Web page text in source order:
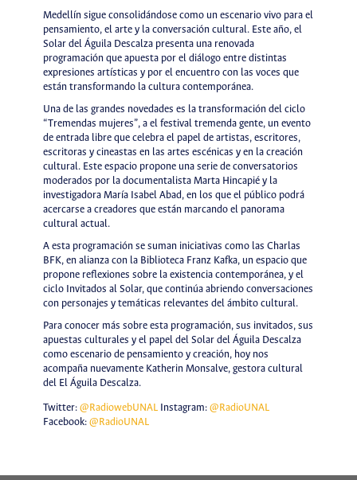
Medellín sigue consolidándose como un escenario vivo para el
pensamiento, el arte y la conversación cultural. Este año, el
Solar del Águila Descalza presenta una renovada
programación que apuesta por el diálogo entre distintas
expresiones artísticas y por el encuentro con las voces que
están transformando la cultura contemporánea.
Una de las grandes novedades es la transformación del ciclo
“Tremendas mujeres”, a el festival tremenda gente, un evento
de entrada libre que celebra el papel de artistas, escritores,
escritoras y cineastas en las artes escénicas y en la creación
cultural. Este espacio propone una serie de conversatorios
moderados por la documentalista Marta Hincapié y la
investigadora María Isabel Abad, en los que el público podrá
acercarse a creadores que están marcando el panorama
cultural actual.
A esta programación se suman iniciativas como las Charlas
BFK, en alianza con la Biblioteca Franz Kafka, un espacio que
propone reflexiones sobre la existencia contemporánea, y el
ciclo Invitados al Solar, que continúa abriendo conversaciones
con personajes y temáticas relevantes del ámbito cultural.
Para conocer más sobre esta programación, sus invitados, sus
apuestas culturales y el papel del Solar del Águila Descalza
como escenario de pensamiento y creación, hoy nos
acompaña nuevamente Katherin Monsalve, gestora cultural
del El Águila Descalza.
Twitter: @RadiowebUNALInstagram: @RadioUNAL
Facebook: @RadioUNAL